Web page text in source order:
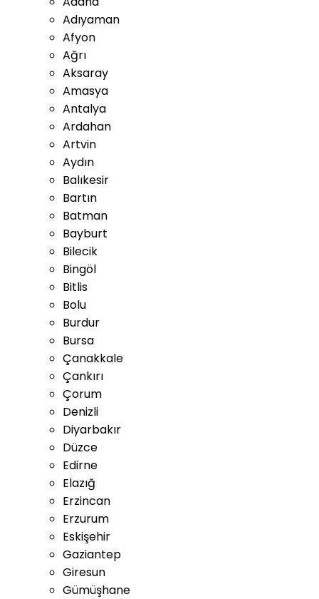
Adıyaman
Afyon
Ağrı
Aksaray
Amasya
Antalya
Ardahan
Artvin
Aydın
Balıkesir
Bartın
Batman
Bayburt
Bilecik
Bingöl
Bitlis
Bolu
Burdur
Bursa
Çanakkale
Çankırı
Çorum
Denizli
Diyarbakır
Düzce
Edirne
Elazığ
Erzincan
Erzurum
Eskişehir
Gaziantep
Giresun
Gümüşhane